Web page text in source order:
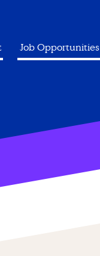
Job Opportunities